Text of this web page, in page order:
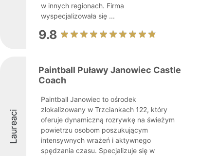
w innych regionach. Firma
wyspecjalizowała się ...
9.8
Laureaci
Paintball Puławy Janowiec Castle
Coach
Paintball Janowiec to ośrodek
zlokalizowany w Trzciankach 122, który
oferuje dynamiczną rozrywkę na świeżym
powietrzu osobom poszukującym
intensywnych wrażeń i aktywnego
spędzania czasu. Specjalizuje się w